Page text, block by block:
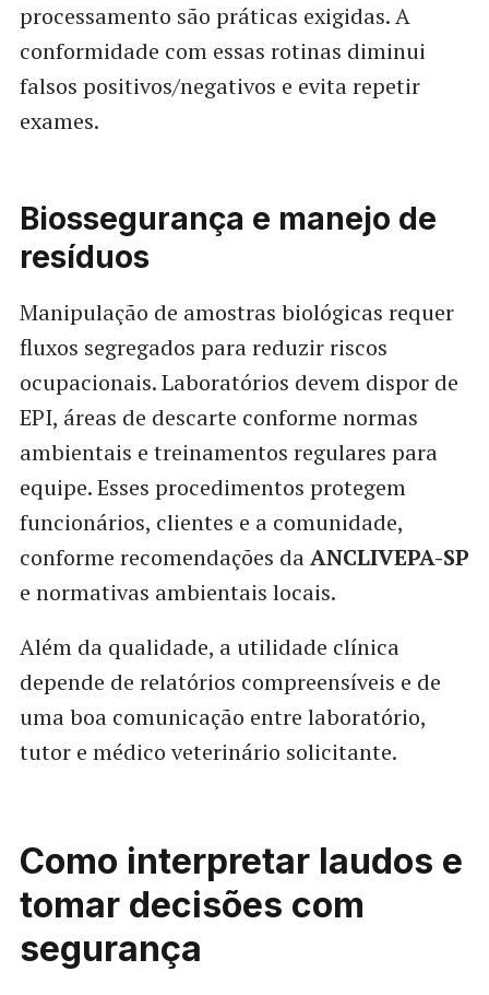
processamento são práticas exigidas. A
conformidade com essas rotinas diminui
falsos positivos/negativos e evita repetir
exames.
Biossegurança e manejo de
resíduos
Manipulação de amostras biológicas requer
fluxos segregados para reduzir riscos
ocupacionais. Laboratórios devem dispor de
EPI, áreas de descarte conforme normas
ambientais e treinamentos regulares para
equipe. Esses procedimentos protegem
funcionários, clientes e a comunidade,
conforme recomendações daANCLIVEPA-SP
e normativas ambientais locais.
Além da qualidade, a utilidade clínica
depende de relatórios compreensíveis e de
uma boa comunicação entre laboratório,
tutor e médico veterinário solicitante.
Como interpretar laudos e
tomar decisões com
segurança